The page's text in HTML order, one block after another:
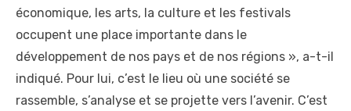
économique, les arts, la culture et les festivals
occupent une place importante dans le
développement de nos pays et de nos régions », a-t-il
indiqué. Pour lui, c’est le lieu où une société se
rassemble, s’analyse et se projette vers l’avenir. C’est